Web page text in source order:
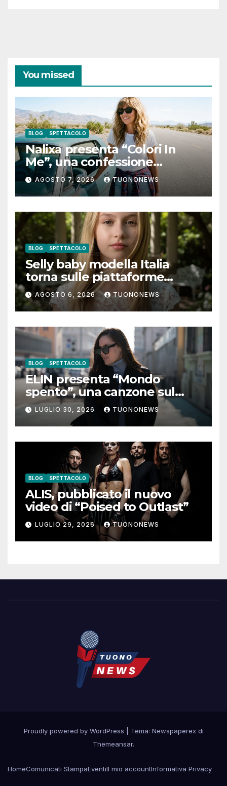
You missed
BLOG SPETTACOLO
Nalixa presenta “Colori In
Me”, una confessione
notturna tra identità e libertà
AGOSTO 7, 2026 TUONONEWS
BLOG SPETTACOLO
Selly baby modella Italia
torna sulle piattaforme
digitali con “Luna lei mi
guarda”
AGOSTO 6, 2026 TUONONEWS
BLOG SPETTACOLO
ELIN presenta “Mondo
spento”, una canzone sul
coraggio di lasciare andare i
pensieri negativi
LUGLIO 30, 2026 TUONONEWS
BLOG SPETTACOLO
ALIS, pubblicato il nuovo
video di “Poised to Outlast”
LUGLIO 29, 2026 TUONONEWS
Proudly powered by WordPress
Tema: Newspaperex di
Themeansar.
HomeComunicati StampaEventiIl mio accountInformativa Privacy